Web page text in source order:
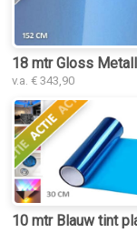
18 mtr Gloss
v.a. € 343,90
10 mtr Blauw tint